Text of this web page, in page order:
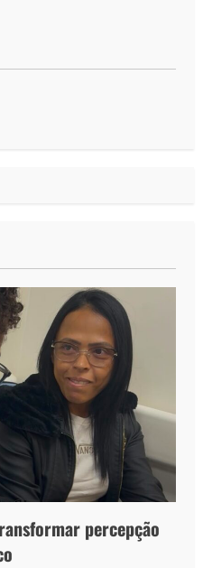
percepção